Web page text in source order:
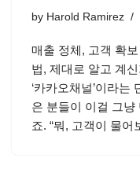
by Harold Ramirez
매출 정체, 고객 확
법, 제대로 알고 계
‘카카오채널’이라
은 분들이 이걸 그냥
죠. “뭐, 고객이 물